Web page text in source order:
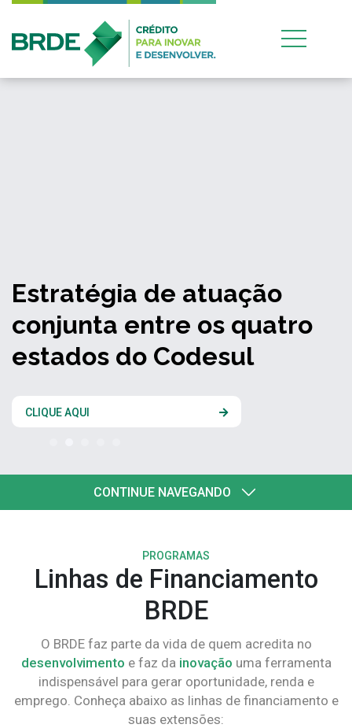
Estratégia de atuação
conjunta entre os quatro
estados do Codesul
CLIQUE AQUI
CONTINUE NAVEGANDO
PROGRAMAS
Linhas de Financiamento
BRDE
O BRDE faz parte da vida de quem acredita no
desenvolvimento e faz da inovação uma ferramenta
indispensável para gerar oportunidade, renda e
emprego. Conheça abaixo as linhas de financiamento e
suas extensões: